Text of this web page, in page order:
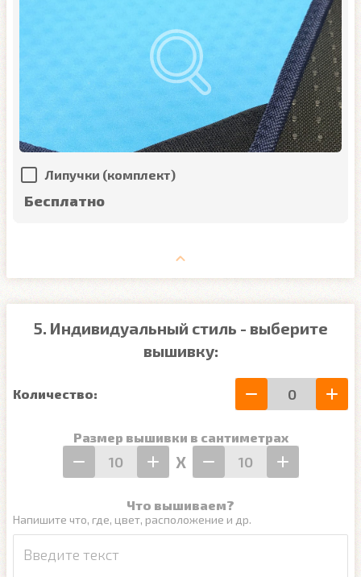
Липучки (комплект)
Бесплатно
5. Индивидуальный стиль - выберите
вышивку:
Количество:
Размер вышивки в сантиметрах
Х
Что вышиваем?
Напишите что, где, цвет, расположение и др.